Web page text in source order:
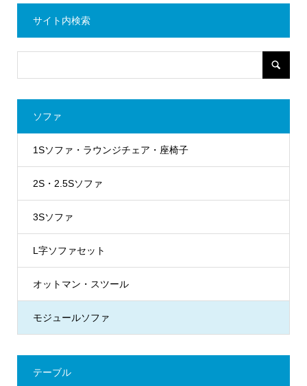
サイト内検索
ソファ
1Sソファ・ラウンジチェア・座椅子
2S・2.5Sソファ
3Sソファ
L字ソファセット
オットマン・スツール
モジュールソファ
テーブル